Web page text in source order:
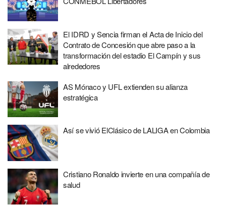
El IDRD y Sencia firman el Acta de Inicio del
Contrato de Concesión que abre paso a la
transformación del estadio El Campín y sus
alrededores
AS Mónaco y UFL extienden su alianza
estratégica
Así se vivió ElClásico de LALIGA en Colombia
Cristiano Ronaldo invierte en una compañía de
salud